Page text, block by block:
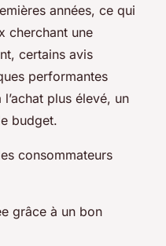
années, ce qui
cherchant une
certains avis
performantes
plus élevé, un
budget.
consommateurs
grâce à un bon